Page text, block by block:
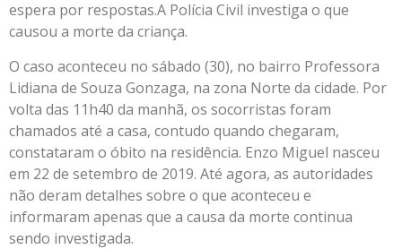
espera por respostas.A Polícia Civil investiga o que
causou a morte da criança.
O caso aconteceu no sábado (30), no bairro Professora
Lidiana de Souza Gonzaga, na zona Norte da cidade. Por
volta das 11h40 da manhã, os socorristas foram
chamados até a casa, contudo quando chegaram,
constataram o óbito na residência. Enzo Miguel nasceu
em 22 de setembro de 2019. Até agora, as autoridades
não deram detalhes sobre o que aconteceu e
informaram apenas que a causa da morte continua
sendo investigada.